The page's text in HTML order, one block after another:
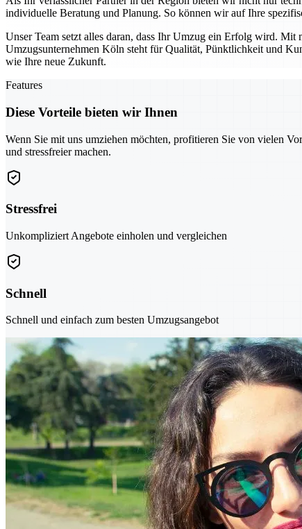
individuelle Beratung und Planung. So können wir auf Ihre
Unser Team setzt alles daran, dass Ihr Umzug ein Erfolg wird.
Umzugsunternehmen Köln steht für Qualität, Pünktlichkeit und
wie Ihre neue Zukunft.
Features
Diese Vorteile bieten wir Ihnen
Wenn Sie mit uns umziehen möchten, profitieren Sie von vielen
und stressfreier machen.
Stressfrei
Unkompliziert Angebote einholen und vergleichen
Schnell
Schnell und einfach zum besten Umzugsangebot